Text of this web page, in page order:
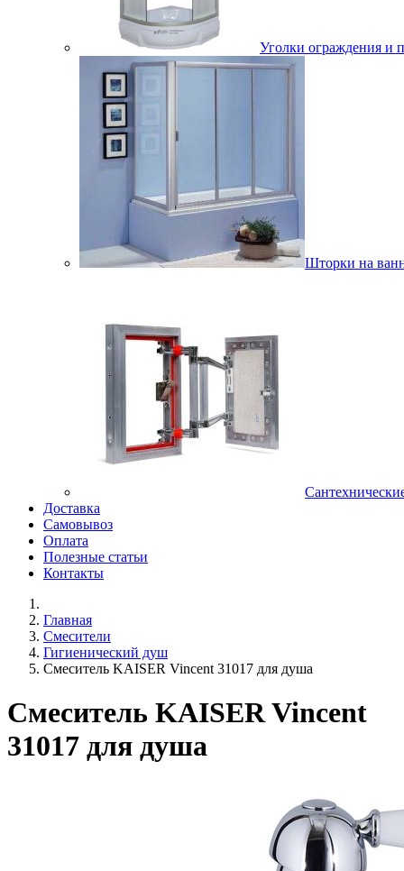
Уголки ограждения и
Шторки на
Доставка
Самовывоз
Оплата
Полезные статьи
Контакты
Главная
Смесители
Гигиенический душ
Смеситель KAISER Vincent 31017 для душа
Смеситель KAISER Vincent
31017 для душа